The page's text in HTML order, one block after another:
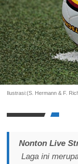
Ilustrasi:(S. Hermann & F.
Nonton Live
Laga ini